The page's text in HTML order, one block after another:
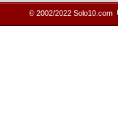
© 2002/2022 Solo10.com